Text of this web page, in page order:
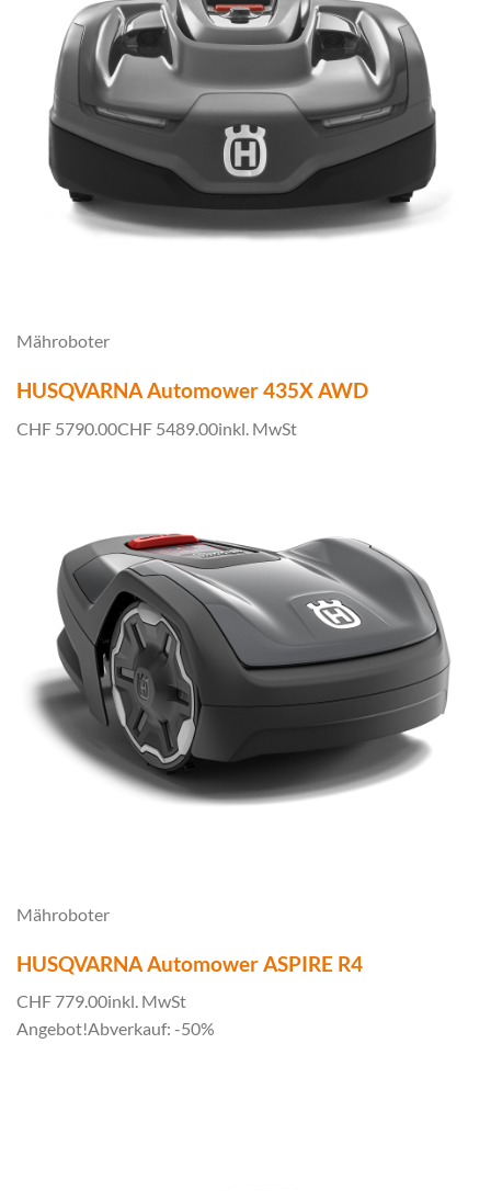
Mähroboter
HUSQVARNA Automower 435X AWD
CHF 5790.00CHF 5489.00inkl. MwSt
Mähroboter
HUSQVARNA Automower ASPIRE R4
CHF 779.00inkl. MwSt
Angebot!Abverkauf: -50%